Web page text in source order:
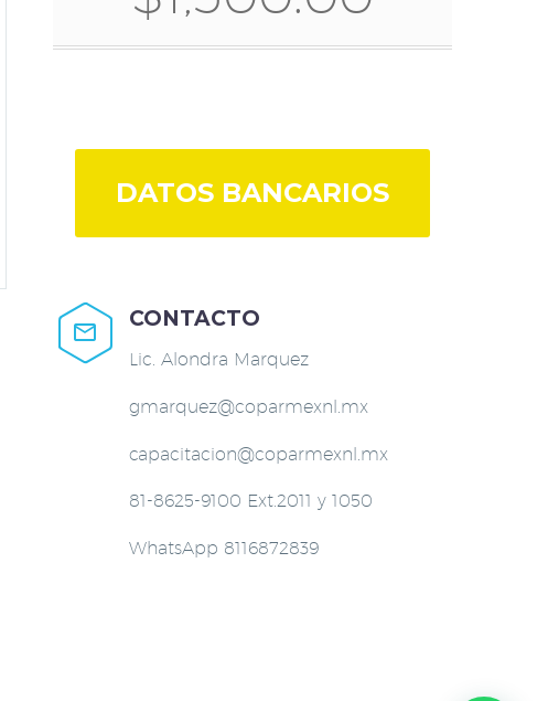
DATOS BANCARIOS


CONTACTO
Lic. Alondra Marquez
gmarquez@coparmexnl.mx
capacitacion@coparmexnl.mx
81-8625-9100 Ext.2011 y 1050
WhatsApp 8116872839